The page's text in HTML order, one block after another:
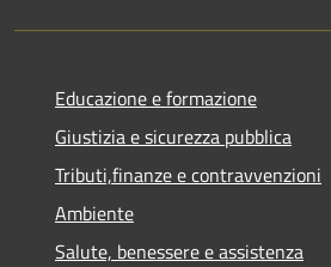
Educazione e formazione
Giustizia e sicurezza pubblica
Tributi,finanze e contravvenzioni
Ambiente
Salute, benessere e assistenza